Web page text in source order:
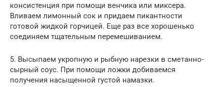
консистенция при помощи венчика или миксера.
Вливаем лимонный сок и придаем пикантности
готовой жидкой горчицей. Еще раз все хорошенько
соединяем тщательным перемешиванием.
5. Высыпаем укропную и рыбную нарезки в сметанно-
сырный соус. При помощи ложки добиваемся
получения насыщенной густой намазки.